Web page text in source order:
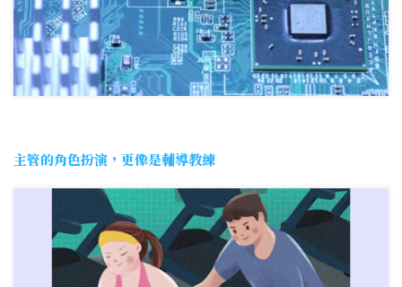
主管的角色扮演，更像是輔導教練